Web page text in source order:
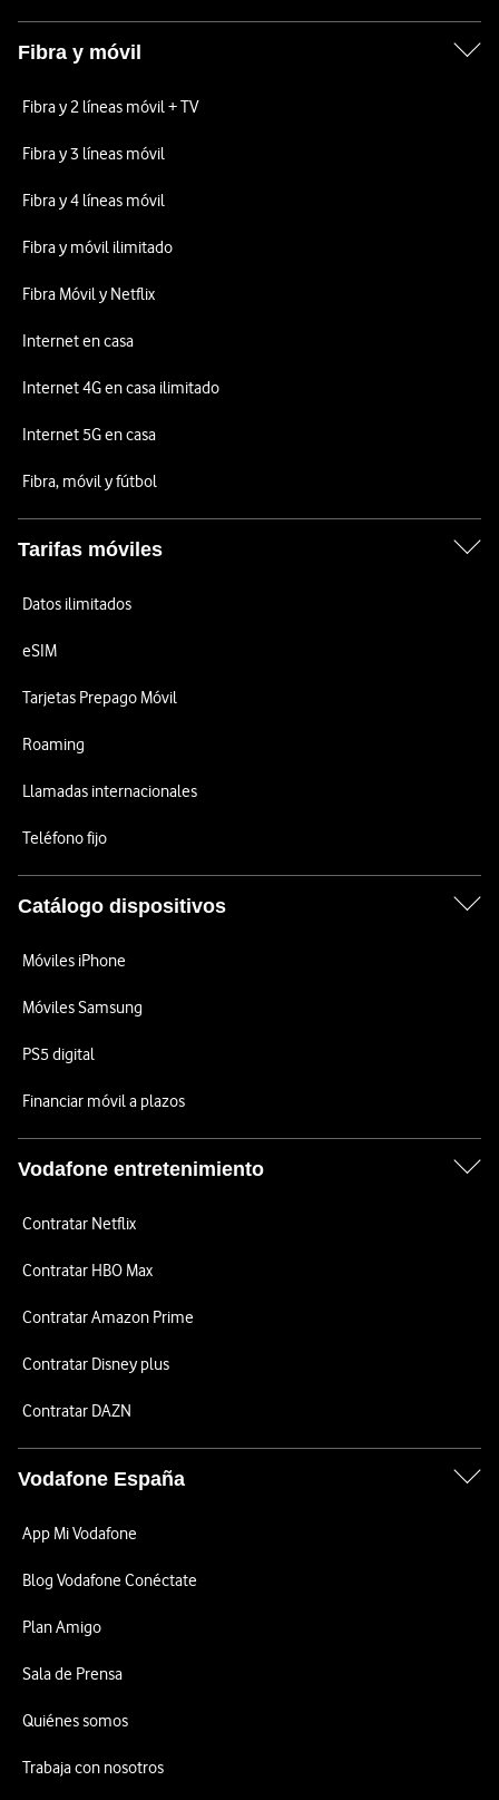
Fibra y móvil
Fibra y 2 líneas móvil + TV
Fibra y 3 líneas móvil
Fibra y 4 líneas móvil
Fibra y móvil ilimitado
Fibra Móvil y Netflix
Internet en casa
Internet 4G en casa ilimitado
Internet 5G en casa
Fibra, móvil y fútbol
Tarifas móviles
Datos ilimitados
eSIM
Tarjetas Prepago Móvil
Roaming
Llamadas internacionales
Teléfono fijo
Catálogo dispositivos
Móviles iPhone
Móviles Samsung
PS5 digital
Financiar móvil a plazos
Vodafone entretenimiento
Contratar Netflix
Contratar HBO Max
Contratar Amazon Prime
Contratar Disney plus
Contratar DAZN
Vodafone España
App Mi Vodafone
Blog Vodafone Conéctate
Plan Amigo
Sala de Prensa
Quiénes somos
Trabaja con nosotros